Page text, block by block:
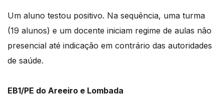
Um aluno testou positivo. Na sequência, uma turma
(19 alunos) e um docente iniciam regime de aulas não
presencial até indicação em contrário das autoridades
de saúde.
EB1/PE do Areeiro e Lombada